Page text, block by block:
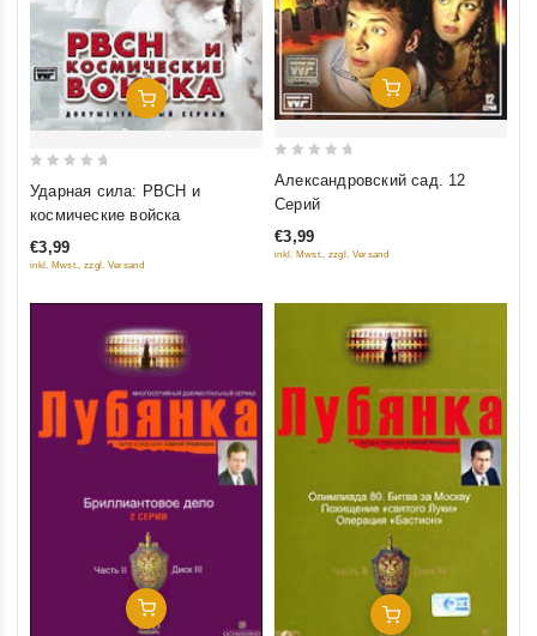
Добавить В Корзину
out
5
Ударная сила: РВСН и
космические войска
€3,99
inkl. Mwst., zzgl. Versand
Добавить В Корзину
5
Александровский сад. 12
Серий
€3,99
inkl. Mwst., zzgl. Versand
Добавить В Корзину Добавить В Корзину